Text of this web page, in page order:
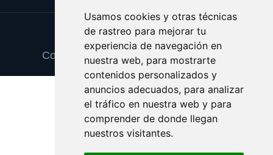
Usamos cookies y otras técnicas
de rastreo para mejorar tu
experiencia de navegación en
nuestra web, para mostrarte
contenidos personalizados y
anuncios adecuados, para analizar
el tráfico en nuestra web y para
comprender de donde llegan
nuestros visitantes.
Update cookies preferences
Copyright © 2025 tortillasdepatata.com